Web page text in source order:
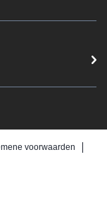
voorwaarden